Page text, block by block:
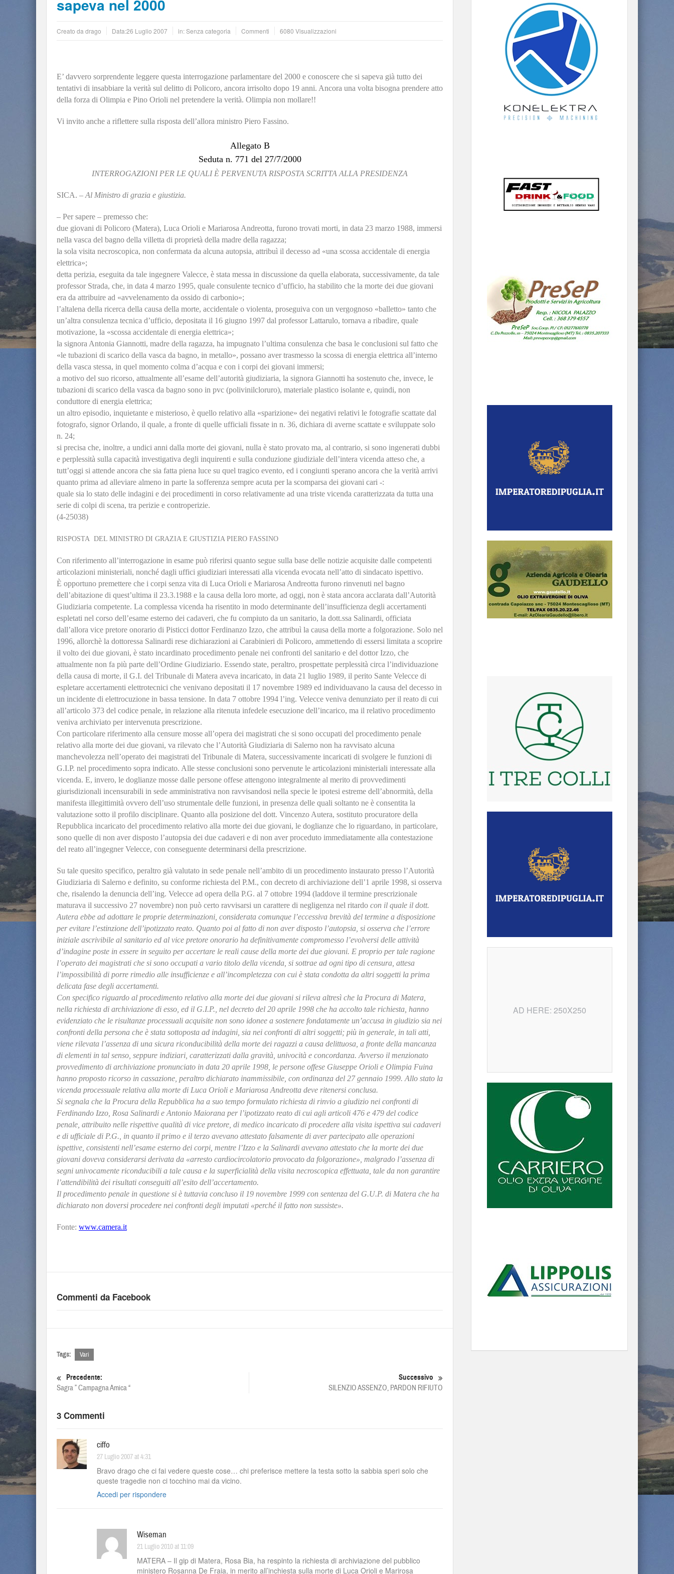
sapeva nel 2000
Creato da drago Data:26 Luglio 2007 in: Senza categoria Commenti 6080 Visualizzazioni
E’ davvero sorprendente leggere questa interrogazione parlamentare del 2000 e conoscere che si sapeva già tutto dei
tentativi di insabbiare la verità sul delitto di Policoro, ancora irrisolto dopo 19 anni. Ancora una volta bisogna prendere atto
della forza di Olimpia e Pino Orioli nel pretendere la verità. Olimpia non mollare!!
Vi invito anche a riflettere sulla risposta dell’allora ministro Piero Fassino.
Allegato B
Seduta n. 771 del 27/7/2000
INTERROGAZIONI PER LE QUALI È PERVENUTA RISPOSTA SCRITTA ALLA PRESIDENZA
SICA. – Al Ministro di grazia e giustizia.
– Per sapere – premesso che:
due giovani di Policoro (Matera), Luca Orioli e Mariarosa Andreotta, furono trovati morti, in data 23 marzo 1988, immersi
nella vasca del bagno della villetta di proprietà della madre della ragazza;
la sola visita necroscopica, non confermata da alcuna autopsia, attribuì il decesso ad «una scossa accidentale di energia
elettrica»;
detta perizia, eseguita da tale ingegnere Valecce, è stata messa in discussione da quella elaborata, successivamente, da tale
professor Strada, che, in data 4 marzo 1995, quale consulente tecnico d’ufficio, ha stabilito che la morte dei due giovani
era da attribuire ad «avvelenamento da ossido di carbonio»;
l’altalena della ricerca della causa della morte, accidentale o violenta, proseguiva con un vergognoso «balletto» tanto che
un’altra consulenza tecnica d’ufficio, depositata il 16 giugno 1997 dal professor Lattarulo, tornava a ribadire, quale
motivazione, la «scossa accidentale di energia elettrica»;
la signora Antonia Giannotti, madre della ragazza, ha impugnato l’ultima consulenza che basa le conclusioni sul fatto che
«le tubazioni di scarico della vasca da bagno, in metallo», possano aver trasmesso la scossa di energia elettrica all’interno
della vasca stessa, in quel momento colma d’acqua e con i corpi dei giovani immersi;
a motivo del suo ricorso, attualmente all’esame dell’autorità giudiziaria, la signora Giannotti ha sostenuto che, invece, le
tubazioni di scarico della vasca da bagno sono in pvc (polivinilcloruro), materiale plastico isolante e, quindi, non
conduttore di energia elettrica;
un altro episodio, inquietante e misterioso, è quello relativo alla «sparizione» dei negativi relativi le fotografie scattate dal
fotografo, signor Orlando, il quale, a fronte di quelle ufficiali fissate in n. 36, dichiara di averne scattate e sviluppate solo
n. 24;
si precisa che, inoltre, a undici anni dalla morte dei giovani, nulla è stato provato ma, al contrario, si sono ingenerati dubbi
e perplessità sulla capacità investigativa degli inquirenti e sulla conduzione giudiziale dell’intera vicenda atteso che, a
tutt’oggi si attende ancora che sia fatta piena luce su quel tragico evento, ed i congiunti sperano ancora che la verità arrivi
quanto prima ad alleviare almeno in parte la sofferenza sempre acuta per la scomparsa dei giovani cari -:
quale sia lo stato delle indagini e dei procedimenti in corso relativamente ad una triste vicenda caratterizzata da tutta una
serie di colpi di scena, tra perizie e controperizie.
(4-25038)
RISPOSTA DEL MINISTRO DI GRAZIA E GIUSTIZIA PIERO FASSINO
Con riferimento all’interrogazione in esame può riferirsi quanto segue sulla base delle notizie acquisite dalle competenti
articolazioni ministeriali, nonché dagli uffici giudiziari interessati alla vicenda evocata nell’atto di sindacato ispettivo.
È opportuno premettere che i corpi senza vita di Luca Orioli e Mariarosa Andreotta furono rinvenuti nel bagno
dell’abitazione di quest’ultima il 23.3.1988 e la causa della loro morte, ad oggi, non è stata ancora acclarata dall’Autorità
Giudiziaria competente. La complessa vicenda ha risentito in modo determinante dell’insufficienza degli accertamenti
espletati nel corso dell’esame esterno dei cadaveri, che fu compiuto da un sanitario, la dott.ssa Salinardi, officiata
dall’allora vice pretore onorario di Pisticci dottor Ferdinanzo Izzo, che attribuì la causa della morte a folgorazione. Solo nel
1996, allorchè la dottoressa Salinardi rese dichiarazioni ai Carabinieri di Policoro, ammettendo di essersi limitata a scoprire
il volto dei due giovani, è stato incardinato procedimento penale nei confronti del sanitario e del dottor Izzo, che
attualmente non fa più parte dell’Ordine Giudiziario. Essendo state, peraltro, prospettate perplessità circa l’individuazione
della causa di morte, il G.I. del Tribunale di Matera aveva incaricato, in data 21 luglio 1989, il perito Sante Velecce di
espletare accertamenti elettrotecnici che venivano depositati il 17 novembre 1989 ed individuavano la causa del decesso in
un incidente di elettrocuzione in bassa tensione. In data 7 ottobre 1994 l’ing. Velecce veniva denunziato per il reato di cui
all’articolo 373 del codice penale, in relazione alla ritenuta infedele esecuzione dell’incarico, ma il relativo procedimento
veniva archiviato per intervenuta prescrizione.
Con particolare riferimento alla censure mosse all’opera dei magistrati che si sono occupati del procedimento penale
relativo alla morte dei due giovani, va rilevato che l’Autorità Giudiziaria di Salerno non ha ravvisato alcuna
manchevolezza nell’operato dei magistrati del Tribunale di Matera, successivamente incaricati di svolgere le funzioni di
G.I.P. nel procedimento sopra indicato. Alle stesse conclusioni sono pervenute le articolazioni ministeriali interessate alla
vicenda. E, invero, le doglianze mosse dalle persone offese attengono integralmente al merito di provvedimenti
giurisdizionali incensurabili in sede amministrativa non ravvisandosi nella specie le ipotesi estreme dell’abnormità, della
manifesta illegittimità ovvero dell’uso strumentale delle funzioni, in presenza delle quali soltanto ne è consentita la
valutazione sotto il profilo disciplinare. Quanto alla posizione del dott. Vincenzo Autera, sostituto procuratore della
Repubblica incaricato del procedimento relativo alla morte dei due giovani, le doglianze che lo riguardano, in particolare,
sono quelle di non aver disposto l’autopsia dei due cadaveri e di non aver proceduto immediatamente alla contestazione
del reato all’ingegner Velecce, con conseguente determinarsi della prescrizione.
Su tale quesito specifico, peraltro già valutato in sede penale nell’ambito di un procedimento instaurato presso l’Autorità
Giudiziaria di Salerno e definito, su conforme richiesta del P.M., con decreto di archiviazione dell’1 aprile 1998, si osserva
che, risalendo la denuncia dell’ing. Velecce ad opera della P.G. al 7 ottobre 1994 (laddove il termine prescrizionale
maturava il successivo 27 novembre) non può certo ravvisarsi un carattere di negligenza nel ritardo con il quale il dott.
Autera ebbe ad adottare le proprie determinazioni, considerata comunque l’eccessiva brevità del termine a disposizione
per evitare l’estinzione dell’ipotizzato reato. Quanto poi al fatto di non aver disposto l’autopsia, si osserva che l’errore
iniziale ascrivibile al sanitario ed al vice pretore onorario ha definitivamente compromesso l’evolversi delle attività
d’indagine poste in essere in seguito per accertare le reali cause della morte dei due giovani. E proprio per tale ragione
l’operato dei magistrati che si sono occupati a vario titolo della vicenda, si sottrae ad ogni tipo di censura, attesa
l’impossibilità di porre rimedio alle insufficienze e all’incompletezza con cui è stata condotta da altri soggetti la prima
delicata fase degli accertamenti.
Con specifico riguardo al procedimento relativo alla morte dei due giovani si rileva altresì che la Procura di Matera,
nella richiesta di archiviazione di esso, ed il G.I.P., nel decreto del 20 aprile 1998 che ha accolto tale richiesta, hanno
evidenziato che le risultanze processuali acquisite non sono idonee a sostenere fondatamente un’accusa in giudizio sia nei
confronti della persona che è stata sottoposta ad indagini, sia nei confronti di altri soggetti; più in generale, in tali atti,
viene rilevata l’assenza di una sicura riconducibilità della morte dei ragazzi a causa delittuosa, a fronte della mancanza
di elementi in tal senso, seppure indiziari, caratterizzati dalla gravità, univocità e concordanza. Avverso il menzionato
provvedimento di archiviazione pronunciato in data 20 aprile 1998, le persone offese Giuseppe Orioli e Olimpia Fuina
hanno proposto ricorso in cassazione, peraltro dichiarato inammissibile, con ordinanza del 27 gennaio 1999. Allo stato la
vicenda processuale relativa alla morte di Luca Orioli e Mariarosa Andreotta deve ritenersi conclusa.
Si segnala che la Procura della Repubblica ha a suo tempo formulato richiesta di rinvio a giudizio nei confronti di
Ferdinando Izzo, Rosa Salinardi e Antonio Maiorana per l’ipotizzato reato di cui agli articoli 476 e 479 del codice
penale, attribuito nelle rispettive qualità di vice pretore, di medico incaricato di procedere alla visita ispettiva sui cadaveri
e di ufficiale di P.G., in quanto il primo e il terzo avevano attestato falsamente di aver partecipato alle operazioni
ispettive, consistenti nell’esame esterno dei corpi, mentre l’Izzo e la Salinardi avevano attestato che la morte dei due
giovani doveva considerarsi derivata da «arresto cardiocircolatorio provocato da folgorazione», malgrado l’assenza di
segni univocamente riconducibili a tale causa e la superficialità della visita necroscopica effettuata, tale da non garantire
l’attendibilità dei risultati conseguiti all’esito dell’accertamento.
Il procedimento penale in questione si è tuttavia concluso il 19 novembre 1999 con sentenza del G.U.P. di Matera che ha
dichiarato non doversi procedere nei confronti degli imputati «perché il fatto non sussiste».
Fonte: www.camera.it
Commenti da Facebook
Tags: Vari
Precedente:
Sagra ” Campagna Amica “
Successivo
SILENZIO ASSENZO, PARDON RIFIUTO
3 Commenti
ciffo
27 Luglio 2007 at 4:31
Bravo drago che ci fai vedere queste cose… chi preferisce mettere la testa sotto la sabbia speri solo che
queste tragedie non ci tocchino mai da vicino.
Accedi per rispondere
Wiseman
21 Luglio 2010 at 11:09
MATERA – Il gip di Matera, Rosa Bia, ha respinto la richiesta di archiviazione del pubblico
ministero Rosanna De Fraia, in merito all’inchiesta sulla morte di Luca Orioli e Marirosa
AD HERE: 250X250